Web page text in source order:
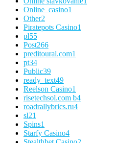
Online_casino1
Other2
Piratepots Casino1
pl55
Post266
preditoural.com1
pt34
Public39
ready_text49
Reelson Casino1
risetechsol.com b4
roadrallybrics.ru4
sl21
Spins1
Starfy Casino4